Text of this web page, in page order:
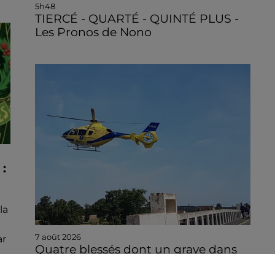
:
5h48
TIERCÉ - QUARTÉ - QUINTÉ PLUS -
Les Pronos de Nono
7 août 2026
Quatre blessés dont un grave dans